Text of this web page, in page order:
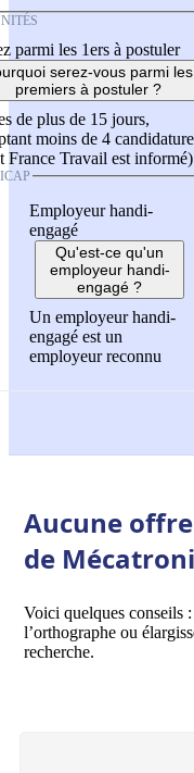
parmi les 1ers à postuler
serez-vous parmi les
premiers à postuler ?
de plus de 15 jours,
moins de 4
France Travail est informé)
Employeur handi-
engagé
Qu'est-ce qu'un
employeur handi-
engagé ?
Un employeur handi-
engagé est un
employeur reconnu
Aucune
de
Voici quelques conseils
l’orthographe ou
recherche.